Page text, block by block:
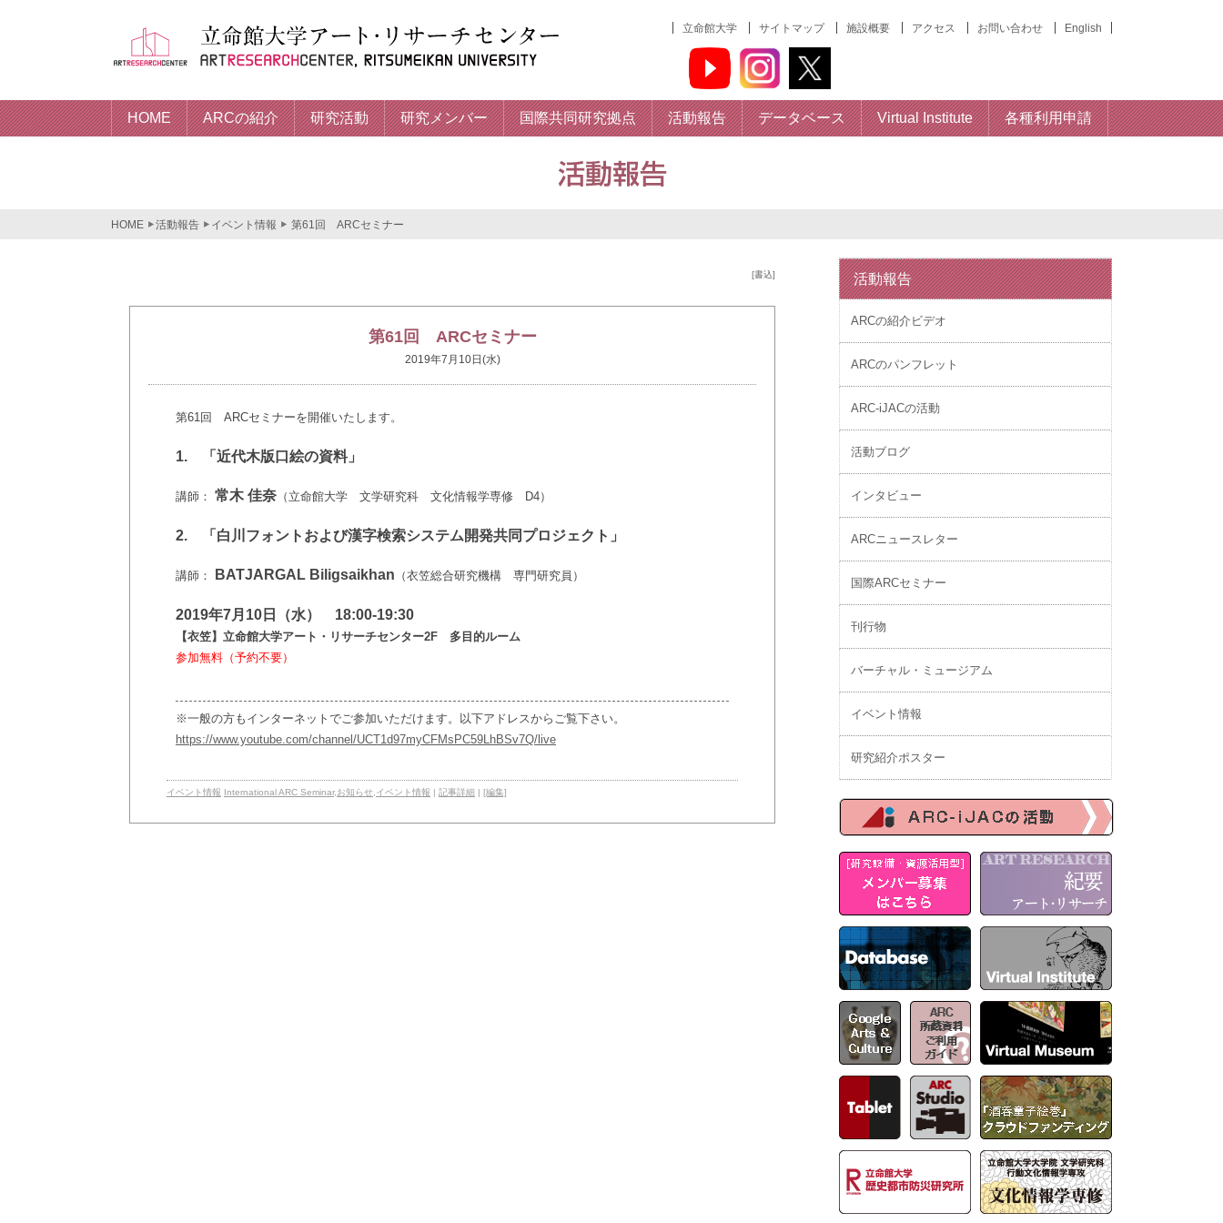
立命館大学 サイトマップ 施設概要 アクセス お問い合わせ English
HOME ARCの紹介 研究活動 研究メンバー 国際共同研究拠点 活動報告 データベース Virtual Institute 各種利用申請
HOME 活動報告 イベント情報 第61回 ARCセミナー
[書込]
第61回 ARCセミナー
2019年7月10日(水)
第61回 ARCセミナーを開催いたします。
1. 「近代木版口絵の資料」
講師： 常木 佳奈 （立命館大学 文学研究科 文化情報学専修 D4）
2. 「白川フォントおよび漢字検索システム開発共同プロジェクト」
講師： BATJARGAL Biligsaikhan （衣笠総合研究機構 専門研究員）
2019年7月10日（水） 18:00-19:30
【衣笠】立命館大学アート・リサーチセンター2F 多目的ルーム
参加無料（予約不要）
※一般の方もインターネットでご参加いただけます。以下アドレスからご覧下さい。
https://www.youtube.com/channel/UCT1d97myCFMsPC59LhBSv7Q/live
イベント情報 International ARC Seminar, お知らせ イベント情報 | 記事詳細 | [編集]
活動報告
ARCの紹介ビデオ
ARCのパンフレット
ARC-iJACの活動
活動ブログ
インタビュー
ARCニュースレター
国際ARCセミナー
刊行物
バーチャル・ミュージアム
イベント情報
研究紹介ポスター